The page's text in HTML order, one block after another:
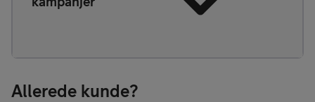
Allerede kunde?